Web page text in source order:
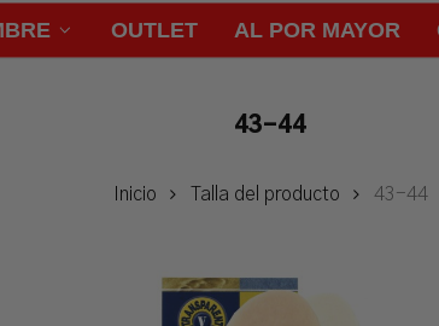
OUTLET AL POR MAYOR
43-44
Inicio Talla del producto 43-44